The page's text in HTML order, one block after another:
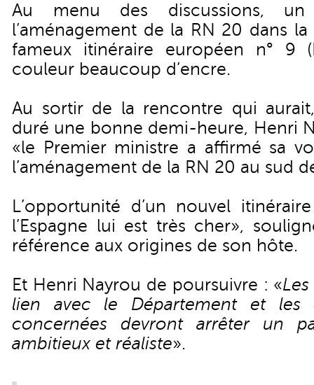
Au menu des discussions,
l’aménagement de la RN 20 dans la
fameux itinéraire européen n° 9
couleur beaucoup d’encre.
Au sortir de la rencontre qui
duré une bonne demi-heure, Henri
«le Premier ministre a affirmé sa
l’aménagement de la RN 20 au sud
L’opportunité d’un nouvel
l’Espagne lui est très cher»,
référence aux origines de son hôte.
Et Henri Nayrou de poursuivre : «
lien avec le Département et les
concernées devront arrêter un
ambitieux et réaliste».